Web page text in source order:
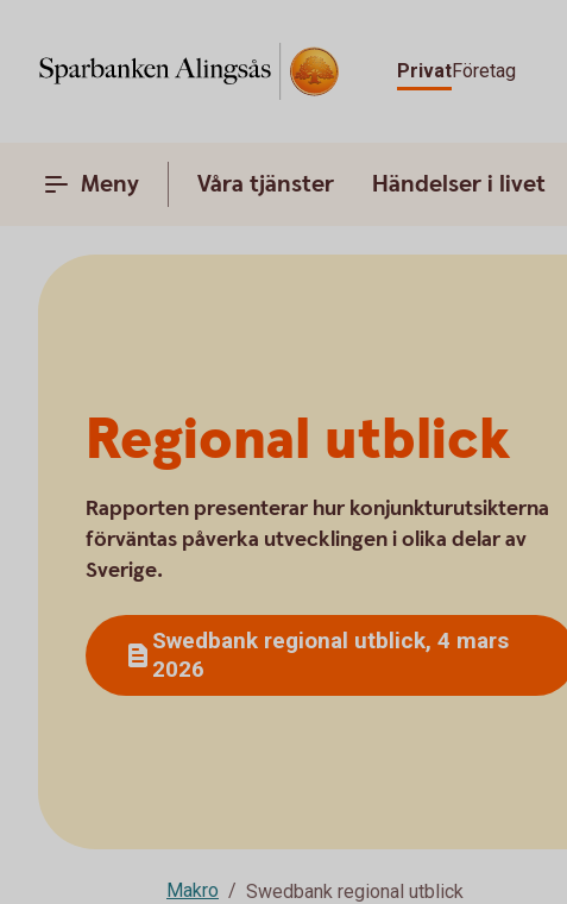
PrivatFöretag
Meny Våra tjänster Händelser i livet
Regional utblick
Rapporten presenterar hur konjunkturutsikterna
förväntas påverka utvecklingen i olika delar av
Sverige.
Swedbank regional utblick, 4 mars
2026
Makro Swedbank regional utblick